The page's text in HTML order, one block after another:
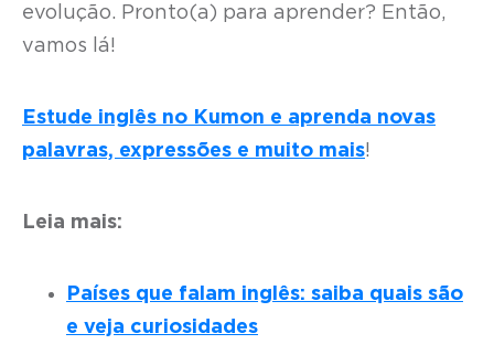
evolução. Pronto(a) para aprender? Então,
vamos lá!
Estude inglês no Kumon e aprenda novas
palavras, expressões e muito mais!
Leia mais:
Países que falam inglês: saiba quais são
e veja curiosidades